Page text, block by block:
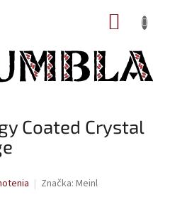
Coated Crystal
Značka: Meinl